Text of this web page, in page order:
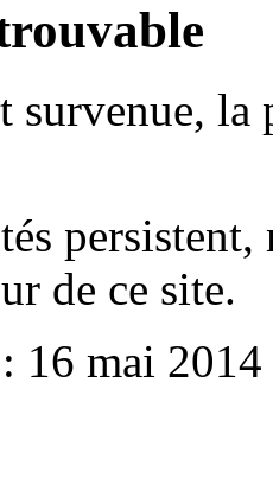
survenue, la
persistent,
de ce site.
16 mai 2014